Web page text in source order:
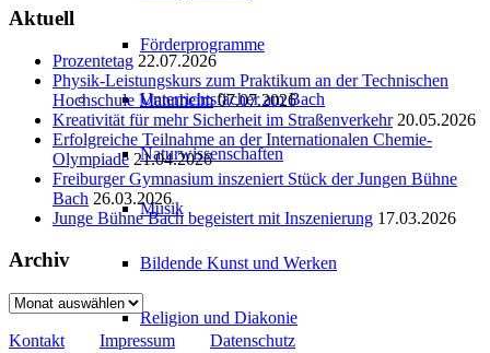
Förderprogramme
Unterrichtsfächer am Bach
Naturwissenschaften
Musik
Bildende Kunst und Werken
Religion und Diakonie
Aktuell
Prozentetag 22.07.2026
Physik-Leistungskurs zum Praktikum an der Technischen
Hochschule Mannheim 07.07.2026
Kreativität für mehr Sicherheit im Straßenverkehr 20.05.2026
Erfolgreiche Teilnahme an der Internationalen Chemie-
Olympiade 21.04.2026
Freiburger Gymnasium inszeniert Stück der Jungen Bühne
Bach 26.03.2026
Junge Bühne Bach begeistert mit Inszenierung 17.03.2026
Archiv
Archiv
Kontakt Impressum Datenschutz